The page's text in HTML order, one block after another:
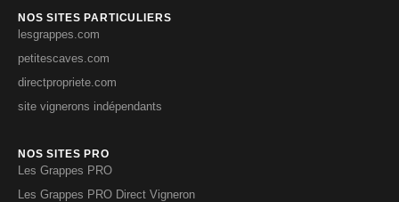
NOS SITES PARTICULIERS
lesgrappes.com
petitescaves.com
directpropriete.com
site vignerons indépendants
NOS SITES PRO
Les Grappes PRO
Les Grappes PRO Direct Vigneron